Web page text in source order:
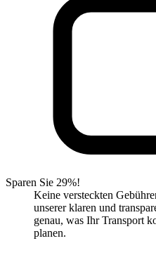
Sparen Sie 29%!
Keine versteckten
unserer klaren und
genau, was Ihr Transport
planen.